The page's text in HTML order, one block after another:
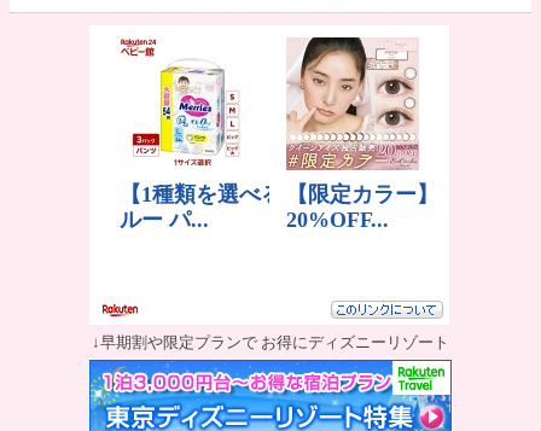
↓早期割や限定プランで お得にディズニーリゾート